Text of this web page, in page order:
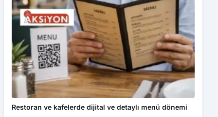
Restoran ve kafelerde dijital ve detaylı menü dönemi